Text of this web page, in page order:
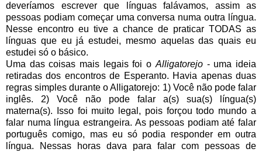
deveríamos escrever que línguas falávamos, assim as
pessoas podiam começar uma conversa numa outra língua.
Nesse encontro eu tive a chance de praticar TODAS as
línguas que eu já estudei, mesmo aquelas das quais eu
estudei só o básico.
Uma das coisas mais legais foi o Alligatorejo - uma ideia
retiradas dos encontros de Esperanto. Havia apenas duas
regras simples durante o Alligatorejo: 1) Você não pode falar
inglês. 2) Você não pode falar a(s) sua(s) língua(s)
materna(s). Isso foi muito legal, pois forçou todo mundo a
falar numa língua estrangeira. As pessoas podiam até falar
português comigo, mas eu só podia responder em outra
língua. Nessas horas dava para falar com pessoas de